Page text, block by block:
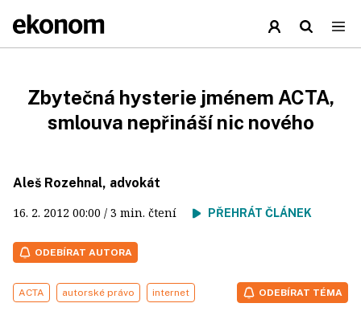
Zbytečná hysterie jménem ACTA,
smlouva nepřináší nic nového
Aleš Rozehnal, advokát
16. 2. 2012 00:00 / 3 min. čtení PŘEHRÁT ČLÁNEK
ODEBÍRAT AUTORA
ACTA autorské právo internet ODEBÍRAT TÉMA